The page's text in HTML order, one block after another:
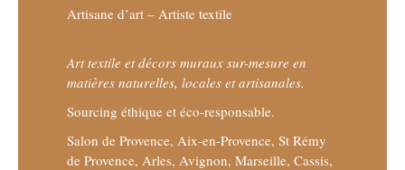
Artisane d’art – Artiste textile
Art textile et décors muraux sur-mesure en
matières naturelles, locales et artisanales.
Sourcing éthique et éco-responsable.
Salon de Provence, Aix-en-Provence, St Rémy
de Provence, Arles, Avignon, Marseille, Cassis,